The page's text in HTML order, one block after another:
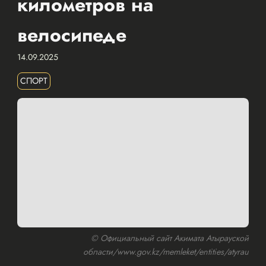
велосипеде
14.09.2025
СПОРТ
© Официальный сайт Акимата Атырауской
области/www.gov.kz/memleket/entities/atyrau